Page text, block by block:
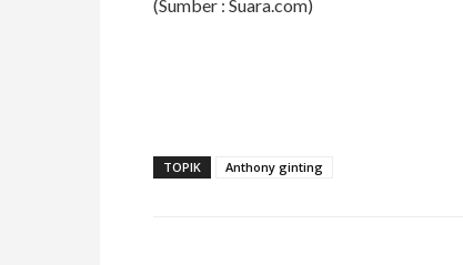
(Sumber : Suara.com)
TOPIK Anthony ginting